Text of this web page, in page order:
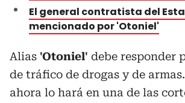
El general contratista del
mencionado por 'Otoniel'
Alias 'Otoniel' debe responder
de tráfico de drogas y de
ahora lo hará en una de las